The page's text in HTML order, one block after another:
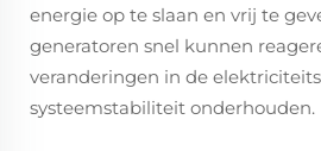
energie op te slaan en vrij te
generatoren snel kunnen
veranderingen in de
systeemstabiliteit onderhouden.